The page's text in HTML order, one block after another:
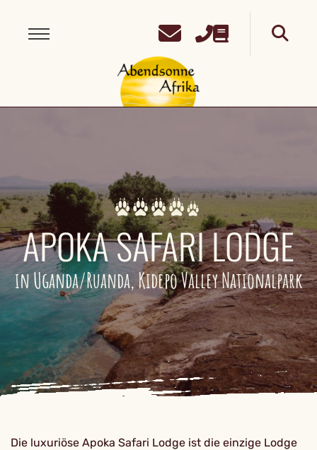
APOKA SAFARI LODGE
in Uganda/Ruanda, Kidepo Valley Nationalpark
Die luxuriöse Apoka Safari Lodge ist die einzige Lodge